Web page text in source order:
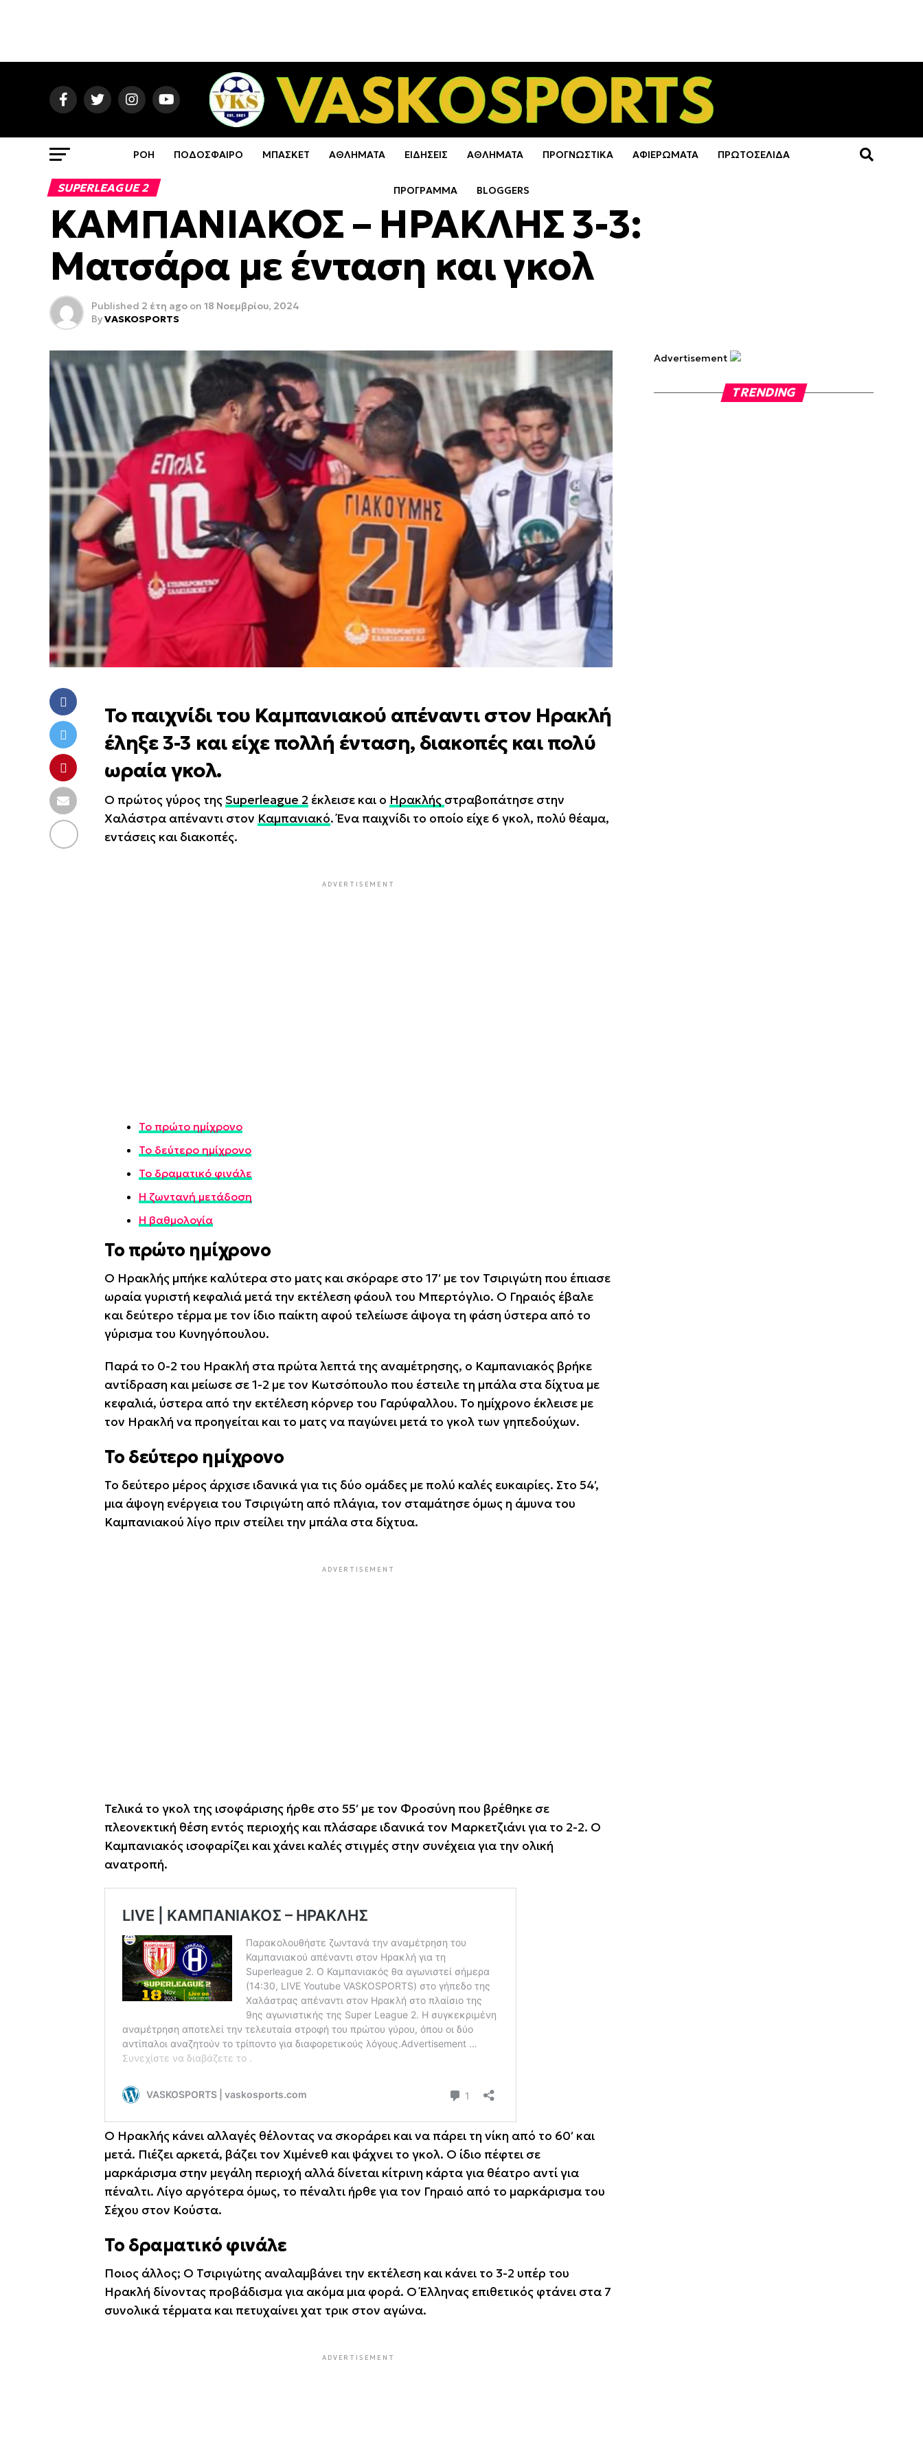
ΡΟΗ ΠΟΔΟΣΦΑΙΡΟ ΜΠΑΣΚΕΤ ΑΘΛΗΜΑΤΑ ΕΙΔΗΣΕΙΣ ΑΘΛΗΜΑΤΑ ΠΡΟΓΝΩΣΤΙΚΑ ΑΦΙΕΡΩΜΑΤΑ ΠΡΩΤΟΣΕΛΙΔΑ
ΠΡΟΓΡΑΜΜΑ BLOGGERS
SUPERLEAGUE 2
ΚΑΜΠΑΝΙΑΚΟΣ – ΗΡΑΚΛΗΣ 3-3:
Ματσάρα με ένταση και γκολ
Published 2 έτη ago on 18 Νοεμβρίου, 2024
ByVASKOSPORTS
Το παιχνίδι του Καμπανιακού απέναντι στον Ηρακλή
έληξε 3-3 και είχε πολλή ένταση, διακοπές και πολύ
ωραία γκολ.
Ο πρώτος γύρος της Superleague 2 έκλεισε και ο Ηρακλής στραβοπάτησε στην
Χαλάστρα απέναντι στον Καμπανιακό. Ένα παιχνίδι το οποίο είχε 6 γκολ, πολύ θέαμα,
εντάσεις και διακοπές.
ADVERTISEMENT
Το πρώτο ημίχρονο
Το δεύτερο ημίχρονο
Το δραματικό φινάλε
Η ζωντανή μετάδοση
Η βαθμολογία
Το πρώτο ημίχρονο
Ο Ηρακλής μπήκε καλύτερα στο ματς και σκόραρε στο 17′ με τον Τσιριγώτη που έπιασε
ωραία γυριστή κεφαλιά μετά την εκτέλεση φάουλ του Μπερτόγλιο. Ο Γηραιός έβαλε
και δεύτερο τέρμα με τον ίδιο παίκτη αφού τελείωσε άψογα τη φάση ύστερα από το
γύρισμα του Κυνηγόπουλου.
Παρά το 0-2 του Ηρακλή στα πρώτα λεπτά της αναμέτρησης, ο Καμπανιακός βρήκε
αντίδραση και μείωσε σε 1-2 με τον Κωτσόπουλο που έστειλε τη μπάλα στα δίχτυα με
κεφαλιά, ύστερα από την εκτέλεση κόρνερ του Γαρύφαλλου. Το ημίχρονο έκλεισε με
τον Ηρακλή να προηγείται και το ματς να παγώνει μετά το γκολ των γηπεδούχων.
Το δεύτερο ημίχρονο
Το δεύτερο μέρος άρχισε ιδανικά για τις δύο ομάδες με πολύ καλές ευκαιρίες. Στο 54′,
μια άψογη ενέργεια του Τσιριγώτη από πλάγια, τον σταμάτησε όμως η άμυνα του
Καμπανιακού λίγο πριν στείλει την μπάλα στα δίχτυα.
ADVERTISEMENT
Τελικά το γκολ της ισοφάρισης ήρθε στο 55′ με τον Φροσύνη που βρέθηκε σε
πλεονεκτική θέση εντός περιοχής και πλάσαρε ιδανικά τον Μαρκετζιάνι για το 2-2. Ο
Καμπανιακός ισοφαρίζει και χάνει καλές στιγμές στην συνέχεια για την ολική
ανατροπή.
Ο Ηρακλής κάνει αλλαγές θέλοντας να σκοράρει και να πάρει τη νίκη από το 60′ και
μετά. Πιέζει αρκετά, βάζει τον Χιμένεθ και ψάχνει το γκολ. Ο ίδιο πέφτει σε
μαρκάρισμα στην μεγάλη περιοχή αλλά δίνεται κίτρινη κάρτα για θέατρο αντί για
πέναλτι. Λίγο αργότερα όμως, το πέναλτι ήρθε για τον Γηραιό από το μαρκάρισμα του
Σέχου στον Κούστα.
Το δραματικό φινάλε
Ποιος άλλος; Ο Τσιριγώτης αναλαμβάνει την εκτέλεση και κάνει το 3-2 υπέρ του
Ηρακλή δίνοντας προβάδισμα για ακόμα μια φορά. Ο Έλληνας επιθετικός φτάνει στα 7
συνολικά τέρματα και πετυχαίνει χατ τρικ στον αγώνα.
ADVERTISEMENT
Advertisement
TRENDING